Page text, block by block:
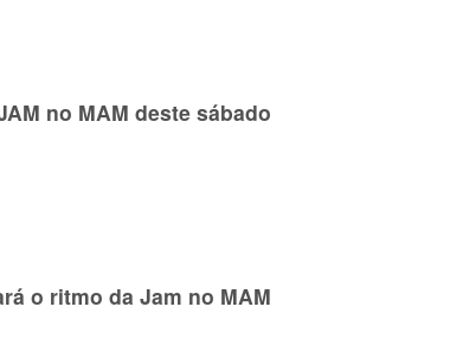
no MAM deste sábado
o ritmo da Jam no MAM